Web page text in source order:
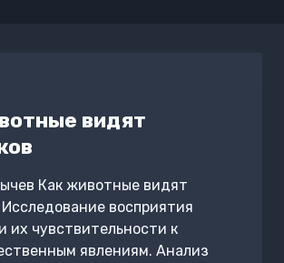
видят
Как животные видят
Исследование восприятия
их чувствительности к
явлениям. Анализ